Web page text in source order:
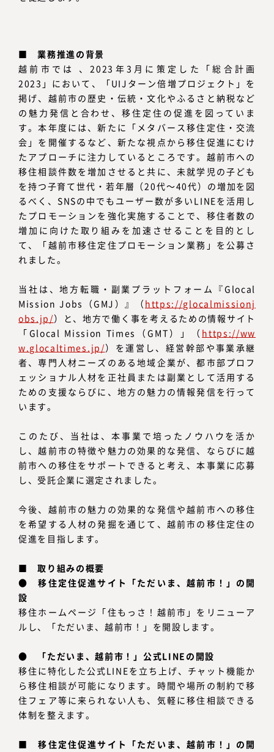
■業務推進の背景
越前市では 、2023年3月に策定した「総合計画
2023」において、「UIJターン倍増プロジェクト」を
掲げ、越前市の歴史・伝統・文化やふるさと納税など
の魅力発信と合わせ、移住定住の促進を図っていま
す。本年度には、新たに「メタバース移住定住・交流
会」を開催するなど、新たな視点から移住促進にむけ
たアプローチに注力しているところです。越前市への
移住相談件数を増加させると共に、未就学児の子ども
を持つ子育て世代・若年層（20代～40代）の増加を図
るべく、SNSの中でもユーザー数が多いLINEを活用し
たプロモーションを強化実施することで、移住者数の
増加に向けた取り組みを加速させることを目的とし
て、「越前市移住定住プロモーション業務」を公募さ
れました。
当社は、地方転職・副業プラットフォーム『Glocal
Mission Jobs（GMJ）』（https://glocalmissionj
obs.jp/）と、地方で働く事を考えるための情報サイト
「Glocal Mission Times（GMT）」（ https://ww
w.glocaltimes.jp/）を運営し、経営幹部や事業承継
者、専門人材ニーズのある地域企業が、都市部プロフ
ェッショナル人材を正社員または副業として活用する
ための支援ならびに、地方の魅力の情報発信を行って
います。
このたび、当社は、本事業で培ったノウハウを活か
し、越前市の特徴や魅力の効果的な発信、ならびに越
前市への移住をサポートできると考え、本事業に応募
し、受託企業に選定されました。
今後、越前市の魅力の効果的な発信や越前市への移住
を希望する人材の発掘を通じて、越前市の移住定住の
促進を目指します。
■ 取り組みの概要
●移住定住促進サイト「ただいま、越前市！」の開
設
移住ホームページ「住もっさ！越前市」をリニューア
ルし、「ただいま、越前市！」を開設します。
●
「ただいま、越前市！」公式LINEの開設
移住に特化した公式LINEを立ち上げ、チャット機能か
ら移住相談が可能になります。時間や場所の制約で移
住フェア等に来られない人も、気軽に移住相談できる
体制を整えます。
■ 移住定住促進サイト「ただいま、越前市！」の開